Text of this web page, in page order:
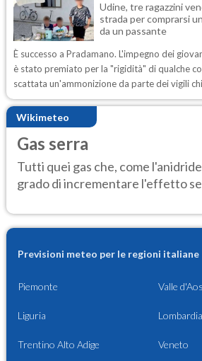
Udine, tre ragazzini
strada per comprarsi
da un passante
È successo a Pradamano. L'impegno dei
è stato premiato per la "rigidità" di qualche
scattata un'ammonizione da parte dei vigili
Wikimeteo
Gas serra
Tutti quei gas che, come
grado di incrementare l'effetto
Previsioni meteo per le regioni italiane
Piemonte Valle
Liguria Lombardia
Trentino Alto Adige Veneto